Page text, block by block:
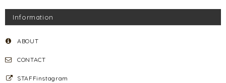
Information
ABOUT
CONTACT
STAFFinstagram